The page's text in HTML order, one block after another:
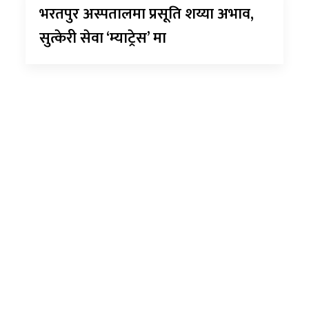
भरतपुर अस्पतालमा प्रसूति शय्या अभाव,
सुत्केरी सेवा ‘म्याट्रेस’ मा